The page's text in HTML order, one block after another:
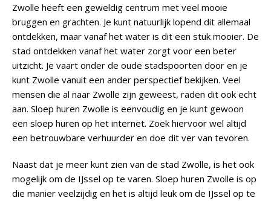
Zwolle heeft een geweldig centrum met veel mooie
bruggen en grachten. Je kunt natuurlijk lopend dit allemaal
ontdekken, maar vanaf het water is dit een stuk mooier. De
stad ontdekken vanaf het water zorgt voor een beter
uitzicht. Je vaart onder de oude stadspoorten door en je
kunt Zwolle vanuit een ander perspectief bekijken. Veel
mensen die al naar Zwolle zijn geweest, raden dit ook echt
aan. Sloep huren Zwolle is eenvoudig en je kunt gewoon
een sloep huren op het internet. Zoek hiervoor wel altijd
een betrouwbare verhuurder en doe dit ver van tevoren.
Naast dat je meer kunt zien van de stad Zwolle, is het ook
mogelijk om de IJssel op te varen. Sloep huren Zwolle is op
die manier veelzijdig en het is altijd leuk om de IJssel op te